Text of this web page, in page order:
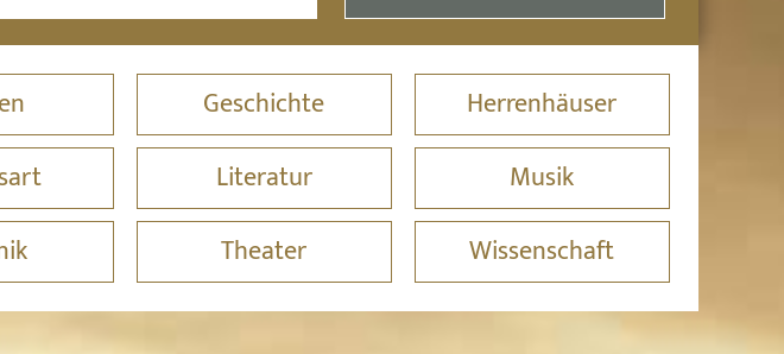
Geschichte
Herrenhäuser
Literatur
Musik
Theater Wissenschaft